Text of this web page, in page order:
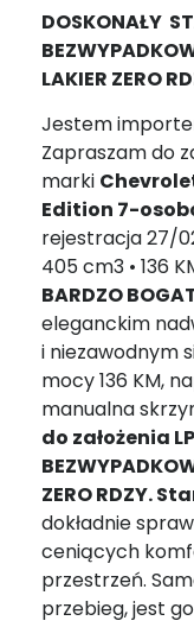
DOSKONAŁY
LAKIER ZERO
Jestem
Zapraszam do
marki
Edition 7-
rejestracja 27/
405 cm3 • 136
BARDZO
eleganckim
i niezawodnym
mocy 136 KM,
manualna
do założenia
ZERO RDZY.
dokładnie
ceniących
przestrzeń.
przebieg, jest